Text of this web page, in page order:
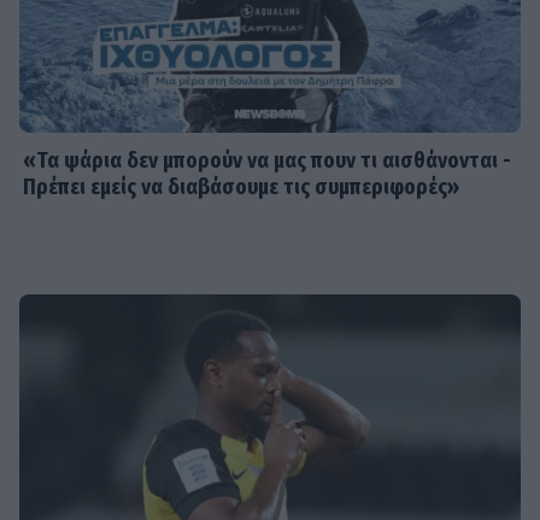
«Τα ψάρια δεν μπορούν να μας πουν τι αισθάνονται -
Πρέπει εμείς να διαβάσουμε τις συμπεριφορές»